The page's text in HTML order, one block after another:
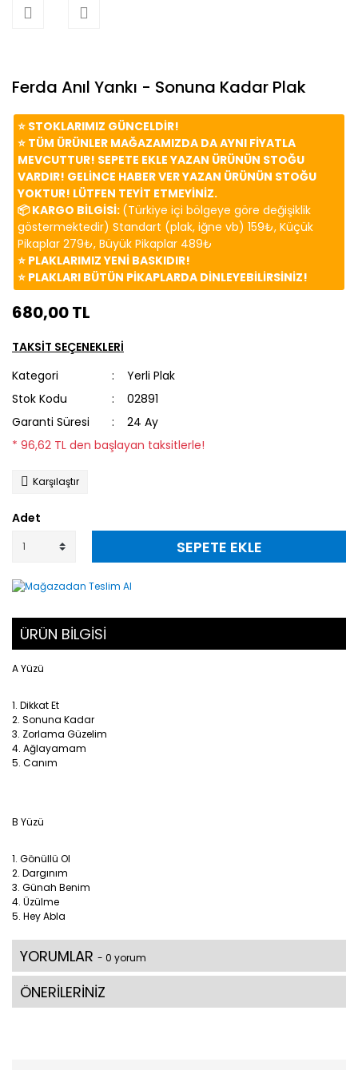
Ferda Anıl Yankı - Sonuna Kadar Plak
⭐️ STOKLARIMIZ GÜNCELDİR!
⭐️ TÜM ÜRÜNLER MAĞAZAMIZDA DA AYNI FİYATLA
MEVCUTTUR! SEPETE EKLE YAZAN ÜRÜNÜN STOĞU
VARDIR! GELİNCE HABER VER YAZAN ÜRÜNÜN STOĞU
YOKTUR! LÜTFEN TEYİT ETMEYİNİZ.
📦 KARGO BİLGİSİ: (Türkiye içi bölgeye göre değişiklik
göstermektedir) Standart (plak, iğne vb) 159₺, Küçük
Pikaplar 279₺, Büyük Pikaplar 489₺
⭐️ PLAKLARIMIZ YENİ BASKIDIR!
⭐️ PLAKLARI BÜTÜN PİKAPLARDA DİNLEYEBİLİRSİNİZ!
680,00 TL
TAKSİT SEÇENEKLERİ
Kategori
Yerli Plak
Stok Kodu
02891
Garanti Süresi
24 Ay
* 96,62 TL den başlayan taksitlerle!
Karşılaştır
Adet
SEPETE EKLE
ÜRÜN BİLGİSİ
A Yüzü
1. Dikkat Et
2. Sonuna Kadar
3. Zorlama Güzelim
4. Ağlayamam
5. Canım
B Yüzü
1. Gönüllü Ol
2. Dargınım
3. Günah Benim
4. Üzülme
5. Hey Abla
YORUMLAR - 0 yorum
ÖNERİLERİNİZ